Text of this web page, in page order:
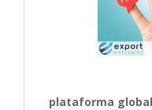
plataforma